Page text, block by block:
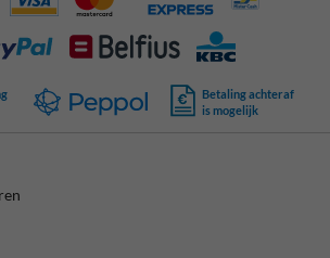
Betaling achteraf
is mogelijk